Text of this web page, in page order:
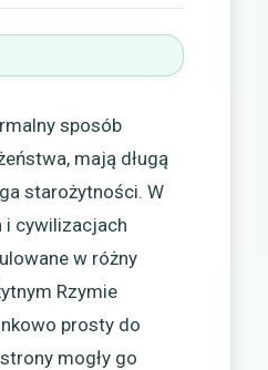
sposób
mają długą
starożytności. W
i cywilizacjach
w różny
Rzymie
prosty do
mogły go